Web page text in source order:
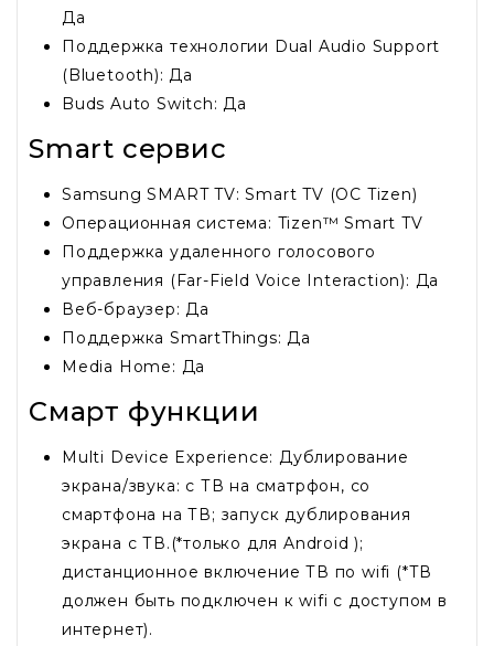
Да
Поддержка технологии Dual Audio Support
(Bluetooth): Да
Buds Auto Switch: Да
Smart сервис
Samsung SMART TV: Smart TV (ОС Tizen)
Операционная система: Tizen™ Smart TV
Поддержка удаленного голосового
управления (Far-Field Voice Interaction): Да
Веб-браузер: Да
Поддержка SmartThings: Да
Media Home: Да
Смарт функции
Multi Device Experience: Дублирование
экрана/звука: с ТВ на сматрфон, со
смартфона на ТВ; запуск дублирования
экрана с ТВ.(*только для Android );
дистанционное включение ТВ по wifi (*ТВ
должен быть подключен к wifi с доступом в
интернет).